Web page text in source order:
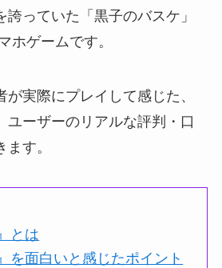
っていた「黒子のバスケ」
ホゲームです。
が実際にプレイして感じた、
ユーザーのリアルな評判・口
す。
とは
を面白いと感じたポイント